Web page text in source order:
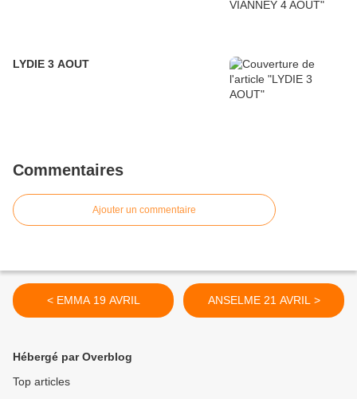
LYDIE 3 AOUT
Commentaires
Ajouter un commentaire
< EMMA 19 AVRIL ANSELME 21 AVRIL >
Hébergé par Overblog
Top articles